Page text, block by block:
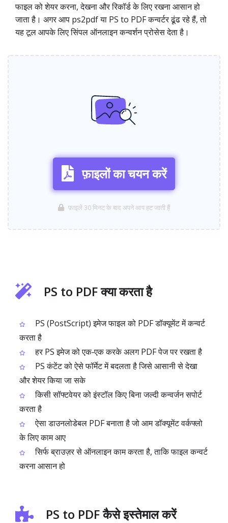
फाइल को शेयर करना, देखना और रिकॉर्ड के लिए रखना आसान हो
जाता है। अगर आप ps2pdf या PS to PDF कन्वर्टर ढूंढ रहे हैं, तो
यह टूल आपके लिए सिंपल ऑनलाइन कन्वर्शन प्रोसेस देता है।
फ़ाइलों का चयन करें
फ़ाइलें 30 मिनट के बाद अपने आप हट जाती हैं
PS to PDF क्या करता है
PS (PostScript) इमेज फाइल को PDF डॉक्यूमेंट में कन्वर्ट
करता है
हर PS इमेज को एक‑एक करके अलग PDF पेज पर रखता है
PS कंटेंट को ऐसे फॉर्मेट में बदलता है जिसे आसानी से देखा
और शेयर किया जा सके
किसी सॉफ्टवेयर को इंस्टॉल किए बिना जल्दी कन्वर्जन सपोर्ट
करता है
ऐसा डाउनलोडेबल PDF बनाता है जो आम डॉक्यूमेंट वर्कफ्लो
के लिए काम आए
सिर्फ ब्राउज़र से ऑनलाइन काम करता है, ताकि फाइल कन्वर्ट
करना आसान हो
PS to PDF कैसे इस्तेमाल करें